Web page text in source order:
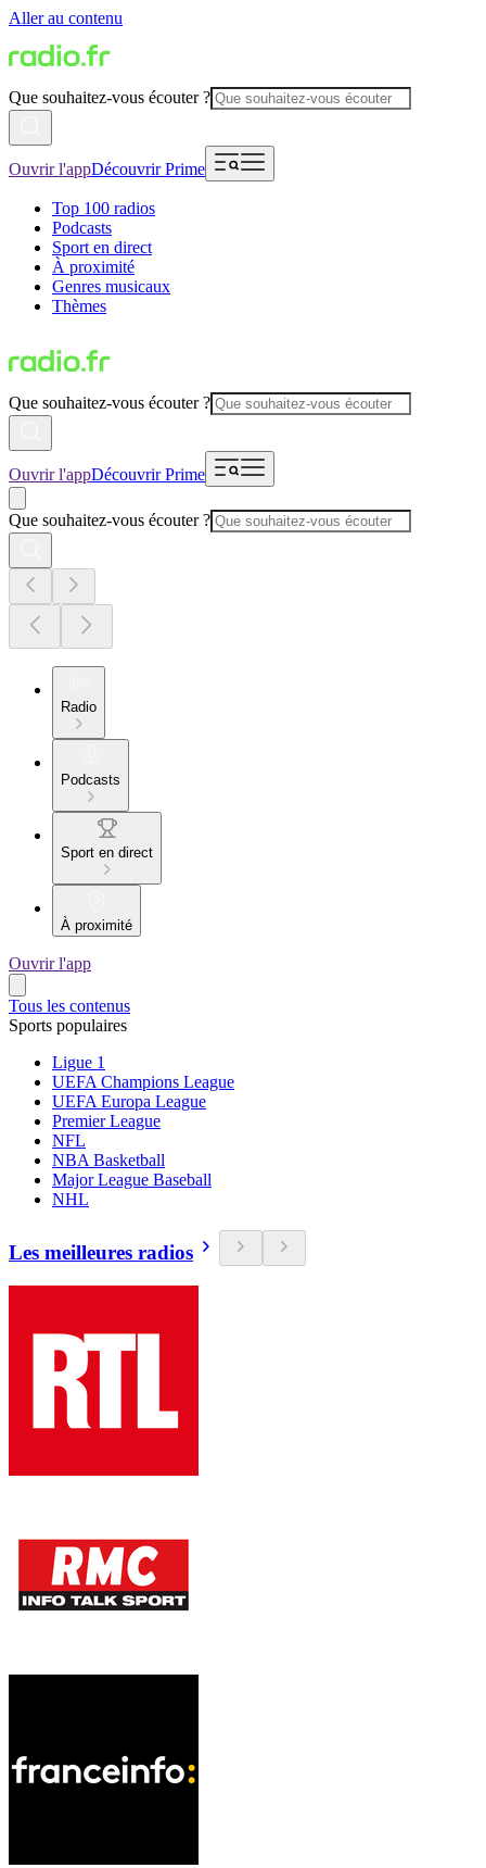
Aller au contenu
Que souhaitez-vous écouter ?
Ouvrir l'appDécouvrir Prime
Top 100 radios
Podcasts
Sport en direct
À proximité
Genres musicaux
Thèmes
Que souhaitez-vous écouter ?
Ouvrir l'appDécouvrir Prime
Que souhaitez-vous écouter ?
Radio
Podcasts
Sport en direct
À proximité
Ouvrir l'app
Tous les contenus
Sports populaires
Ligue 1
UEFA Champions League
UEFA Europa League
Premier League
NFL
NBA Basketball
Major League Baseball
NHL
Les meilleures radios